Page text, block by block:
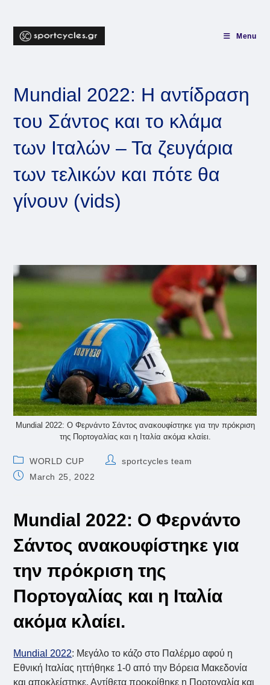
content
Menu
Mundial 2022: Η αντίδραση
του Σάντος και το κλάμα
των Ιταλών – Τα ζευγάρια
των τελικών και πότε θα
γίνουν (vids)
Mundial 2022: Ο Φερνάντο Σάντος ανακουφίστηκε για την πρόκριση
της Πορτογαλίας και η Ιταλία ακόμα κλαίει.
Post
category:
WORLD CUP
Postsportcycles team
PostMarch 25, 2022
Mundial 2022: Ο Φερνάντο
Σάντος ανακουφίστηκε για
την πρόκριση της
Πορτογαλίας και η Ιταλία
ακόμα κλαίει.
Mundial 2022: Μεγάλο το κάζο στο Παλέρμο αφού η
Εθνική Ιταλίας ηττήθηκε 1-0 από την Βόρεια Μακεδονία
και αποκλείστηκε. Αντίθετα προκρίθηκε η Πορτογαλία και